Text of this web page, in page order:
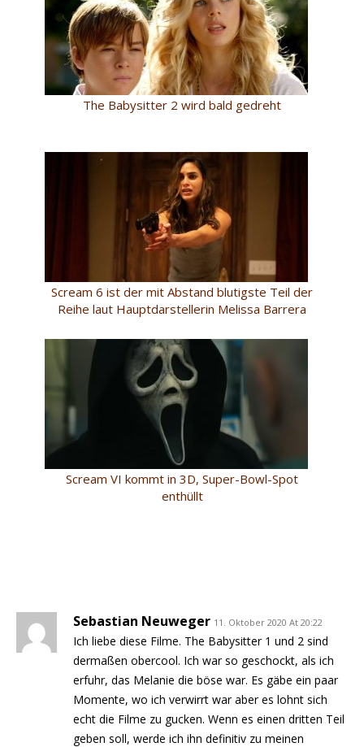
The Babysitter 2 wird bald gedreht
Scream 6 ist der mit Abstand blutigste Teil der
Reihe laut Hauptdarstellerin Melissa Barrera
Scream VI kommt in 3D, Super-Bowl-Spot
enthüllt
Sebastian Neuweger 11. Oktober 2020 At 20:22
Ich liebe diese Filme. The Babysitter 1 und 2 sind
dermaßen obercool. Ich war so geschockt, als ich
erfuhr, das Melanie die böse war. Es gäbe ein paar
Momente, wo ich verwirrt war aber es lohnt sich
echt die Filme zu gucken. Wenn es einen dritten Teil
geben soll, werde ich ihn definitiv zu meinen